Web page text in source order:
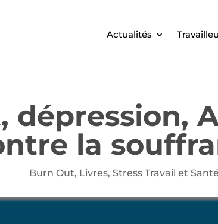
Actualités
dépression,
la
Burn Out, Livres, Stress Travail et Santé